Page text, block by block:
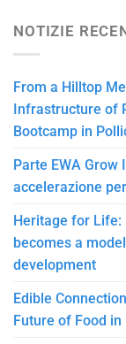
NOTIZIE
From a Hilltop
Infrastructure of
Bootcamp in
Parte EWA
accelerazione
Heritage for Life:
becomes a
development
Edible
Future of Food in